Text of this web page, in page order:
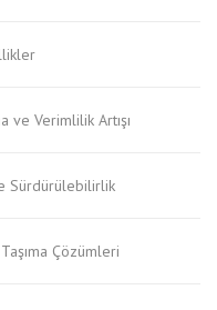
ve Verimlilik Artışı
Sürdürülebilirlik
Çözümleri